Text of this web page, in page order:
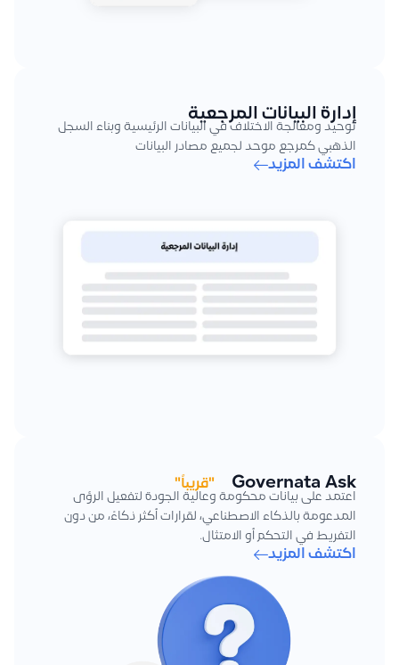
إدارة البيانات المرجعية
توحيد ومعالجة الاختلاف في البيانات الرئيسية وبناء السجل
الذهبي كمرجع موحد لجميع مصادر البيانات
اكتشف المزيد
Governata Ask "قريباً"
اعتمد على بيانات محكومة وعالية الجودة لتفعيل الرؤى
المدعومة بالذكاء الاصطناعي، لقرارات أكثر ذكاءً، من دون
التفريط في التحكم أو الامتثال.
اكتشف المزيد